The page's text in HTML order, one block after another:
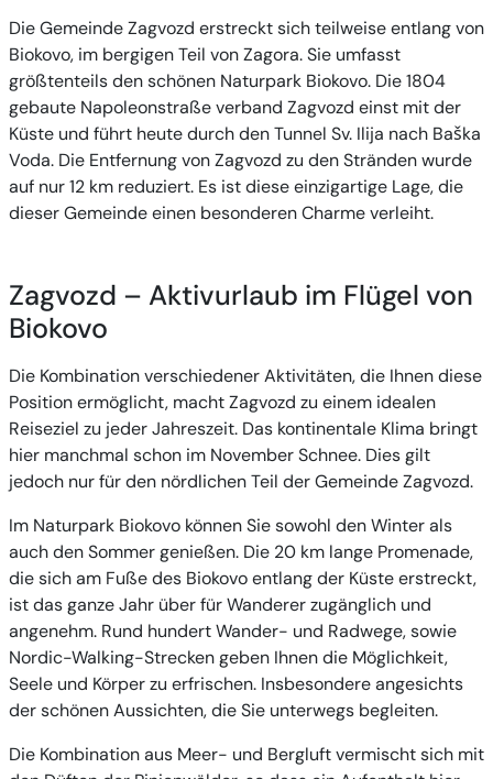
Die Gemeinde Zagvozd erstreckt sich teilweise entlang von
Biokovo, im bergigen Teil von Zagora. Sie umfasst
größtenteils den schönen Naturpark Biokovo. Die 1804
gebaute Napoleonstraße verband Zagvozd einst mit der
Küste und führt heute durch den Tunnel Sv. Ilija nach Baška
Voda. Die Entfernung von Zagvozd zu den Stränden wurde
auf nur 12 km reduziert. Es ist diese einzigartige Lage, die
dieser Gemeinde einen besonderen Charme verleiht.
Zagvozd – Aktivurlaub im Flügel von
Biokovo
Die Kombination verschiedener Aktivitäten, die Ihnen diese
Position ermöglicht, macht Zagvozd zu einem idealen
Reiseziel zu jeder Jahreszeit. Das kontinentale Klima bringt
hier manchmal schon im November Schnee. Dies gilt
jedoch nur für den nördlichen Teil der Gemeinde Zagvozd.
Im Naturpark Biokovo können Sie sowohl den Winter als
auch den Sommer genießen. Die 20 km lange Promenade,
die sich am Fuße des Biokovo entlang der Küste erstreckt,
ist das ganze Jahr über für Wanderer zugänglich und
angenehm. Rund hundert Wander- und Radwege, sowie
Nordic-Walking-Strecken geben Ihnen die Möglichkeit,
Seele und Körper zu erfrischen. Insbesondere angesichts
der schönen Aussichten, die Sie unterwegs begleiten.
Die Kombination aus Meer- und Bergluft vermischt sich mit